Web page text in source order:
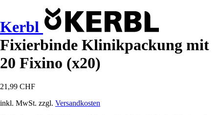
Kerbl
Fixierbinde Klinikpackung mit
20 Fixino (x20)
21,99 CHF
inkl. MwSt. zzgl. Versandkosten